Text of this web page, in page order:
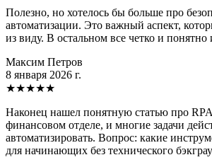
Полезно, но хотелось бы больше про
автоматизации. Это важный аспект,
из виду. В остальном все четко и понятно
Максим Петров
8 января 2026 г.
★★★★★
Наконец нашел понятную статью про
финансовом отделе, и многие задачи
автоматизировать. Вопрос: какие
для начинающих без технического